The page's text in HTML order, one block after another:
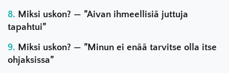
Miksi uskon? — ”Aivan ihmeellisiä juttuja
tapahtui”
Miksi uskon? — ”Minun ei enää tarvitse olla itse
ohjaksissa”